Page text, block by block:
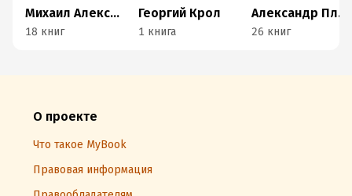
Михаил Алексеев
18 книг
Георгий Крол
1 книга
Александр Плетнёв
26 книг
О проекте
Что такое MyBook
Правовая информация